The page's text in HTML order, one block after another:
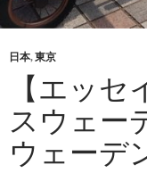
日本,東京
【エッ
スウェー
ウェーデ